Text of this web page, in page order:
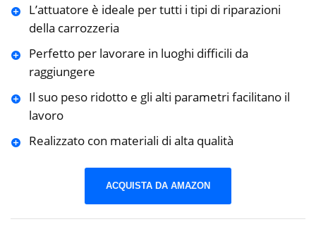
L’attuatore è ideale per tutti i tipi di riparazioni
della carrozzeria
Perfetto per lavorare in luoghi difficili da
raggiungere
Il suo peso ridotto e gli alti parametri facilitano il
lavoro
Realizzato con materiali di alta qualità
ACQUISTA DA AMAZON